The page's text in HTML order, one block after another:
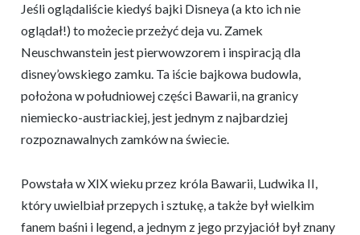
Jeśli oglądaliście kiedyś bajki Disneya (a kto ich nie
oglądał!) to możecie przeżyć deja vu. Zamek
Neuschwanstein jest pierwowzorem i inspiracją dla
disney’owskiego zamku. Ta iście bajkowa budowla,
położona w południowej części Bawarii, na granicy
niemiecko-austriackiej, jest jednym z najbardziej
rozpoznawalnych zamków na świecie.
Powstała w XIX wieku przez króla Bawarii, Ludwika II,
który uwielbiał przepych i sztukę, a także był wielkim
fanem baśni i legend, a jednym z jego przyjaciół był znany